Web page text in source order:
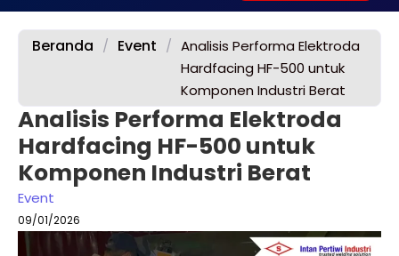
Beranda / Event / Analisis Performa Elektroda
Hardfacing HF-500 untuk
Komponen Industri Berat
Analisis Performa Elektroda
Hardfacing HF-500 untuk
Komponen Industri Berat
Event
09/01/2026